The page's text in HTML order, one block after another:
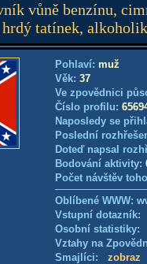
vůně benzínu,
hrdý tatínek,
Pohlaví: muž
Věk: 37
Ve zpovědnici
Číslo profilu:
Naposledy se
Poslední
Doteď napsal
Bodování aktivity:
Počet návštěv
Oblíbené WWW:
Vstupní
Osobní
Vztahy na
Smajlíci: zobraz